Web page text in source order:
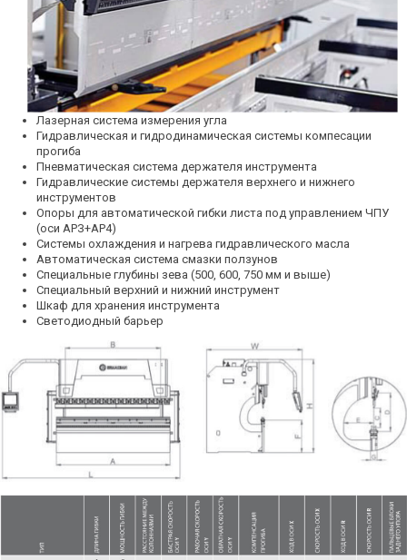
Лазерная система измерения угла
Гидравлическая и гидродинамическая системы компесации
прогиба
Пневматическая система держателя инструмента
Гидравлические системы держателя верхнего и нижнего
инструментов
Опоры для автоматической гибки листа под управлением ЧПУ
(оси АРЗ+АР4)
Системы охлаждения и нагрева гидравлического масла
Автоматическая система смазки ползунов
Специальные глубины зева (500, 600, 750 мм и выше)
Специальный верхний и нижний инструмент
Шкаф для хранения инструмента
Светодиодный барьер